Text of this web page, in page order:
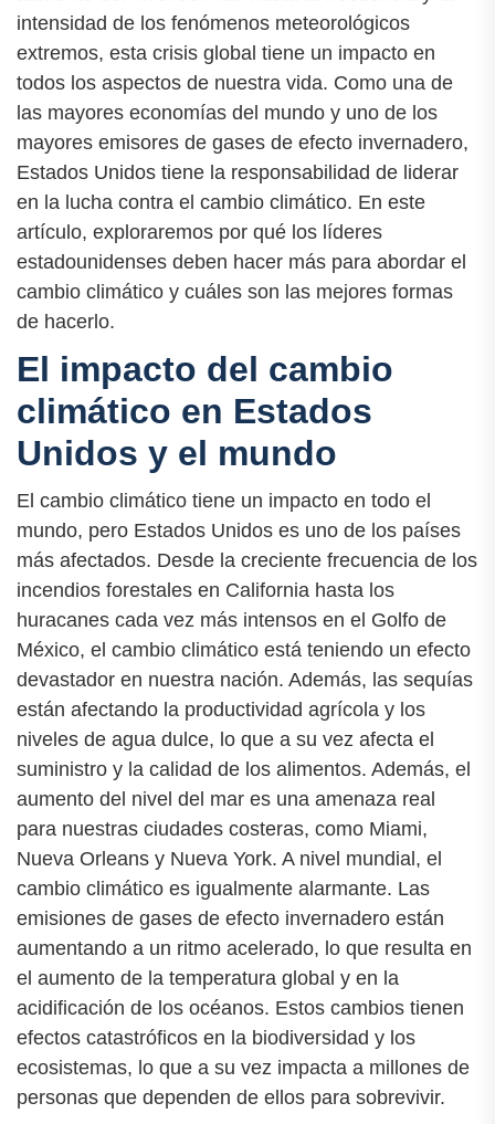
intensidad de los fenómenos meteorológicos
extremos, esta crisis global tiene un impacto en
todos los aspectos de nuestra vida. Como una de
las mayores economías del mundo y uno de los
mayores emisores de gases de efecto invernadero,
Estados Unidos tiene la responsabilidad de liderar
en la lucha contra el cambio climático. En este
artículo, exploraremos por qué los líderes
estadounidenses deben hacer más para abordar el
cambio climático y cuáles son las mejores formas
de hacerlo.
El impacto del cambio
climático en Estados
Unidos y el mundo
El cambio climático tiene un impacto en todo el
mundo, pero Estados Unidos es uno de los países
más afectados. Desde la creciente frecuencia de los
incendios forestales en California hasta los
huracanes cada vez más intensos en el Golfo de
México, el cambio climático está teniendo un efecto
devastador en nuestra nación. Además, las sequías
están afectando la productividad agrícola y los
niveles de agua dulce, lo que a su vez afecta el
suministro y la calidad de los alimentos. Además, el
aumento del nivel del mar es una amenaza real
para nuestras ciudades costeras, como Miami,
Nueva Orleans y Nueva York. A nivel mundial, el
cambio climático es igualmente alarmante. Las
emisiones de gases de efecto invernadero están
aumentando a un ritmo acelerado, lo que resulta en
el aumento de la temperatura global y en la
acidificación de los océanos. Estos cambios tienen
efectos catastróficos en la biodiversidad y los
ecosistemas, lo que a su vez impacta a millones de
personas que dependen de ellos para sobrevivir.